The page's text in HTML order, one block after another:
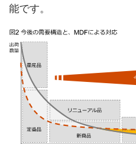
能です。